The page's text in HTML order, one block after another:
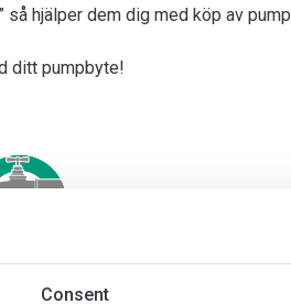
Consent
så hjälper dem dig med köp av
ditt pumpbyte!